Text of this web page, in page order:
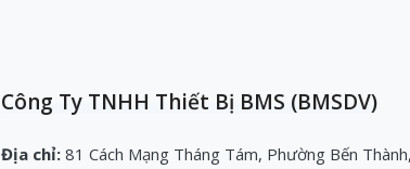
Công Ty TNHH Thiết Bị BMS (BMSDV)
Địa chỉ: 81 Cách Mạng Tháng Tám, Phường Bến